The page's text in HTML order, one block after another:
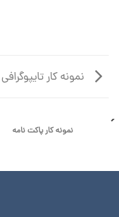
نمونه کار تایپوگرافی
نمونه کار پاکت نامه